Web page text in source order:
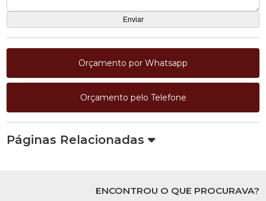
Orçamento por Whatsapp
Orçamento pelo Telefone
Páginas Relacionadas
ENCONTROU O QUE PROCURAVA?